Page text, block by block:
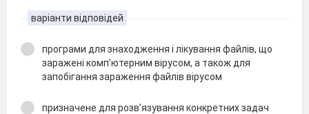
варіанти відповідей
програми для знаходження і лікування файлів, що
заражені комп’ютерним вірусом, а також для
запобігання зараження файлів вірусом
призначене для розв’язування конкретних задач